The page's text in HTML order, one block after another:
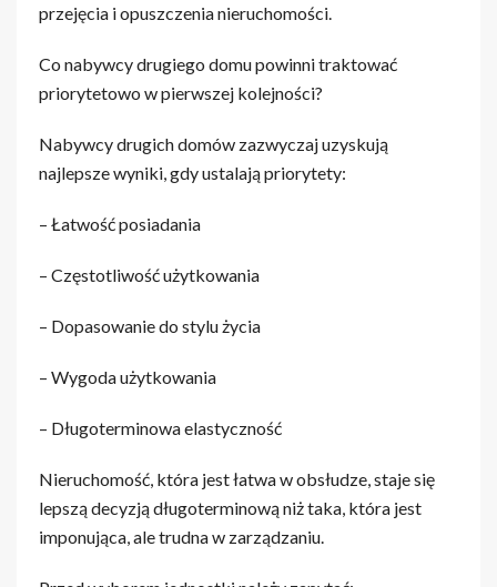
przejęcia i opuszczenia nieruchomości.
Co nabywcy drugiego domu powinni traktować
priorytetowo w pierwszej kolejności?
Nabywcy drugich domów zazwyczaj uzyskują
najlepsze wyniki, gdy ustalają priorytety:
– Łatwość posiadania
– Częstotliwość użytkowania
– Dopasowanie do stylu życia
– Wygoda użytkowania
– Długoterminowa elastyczność
Nieruchomość, która jest łatwa w obsłudze, staje się
lepszą decyzją długoterminową niż taka, która jest
imponująca, ale trudna w zarządzaniu.